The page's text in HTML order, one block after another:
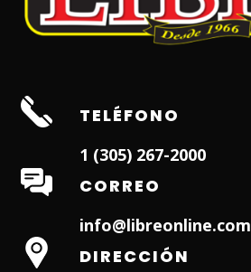
TELÉFONO
1 (305) 267-2000
CORREO
info@libreonline.com
DIRECCIÓN